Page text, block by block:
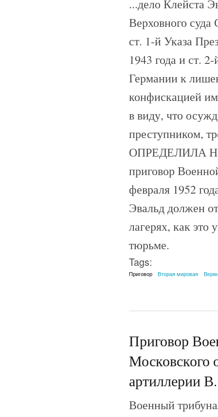
...дело Клейста
Верховного
ст. 1-й Указа
1943 года и ст.
Германии к
конфискацией
в виду, что
преступником,
ОПРЕДЕЛИЛА На
приговор
февраля 1952
Эвальд должен
лагерях, как это
тюрьме.
Tags:
Приговор Вторая мировая
Приговор
Московского
артиллерии
Военный